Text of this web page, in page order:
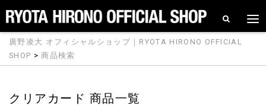
廣野凌大 オフィシャルショップ｜RYOTA HIRONO OFFICIAL
SHOP >商品検索
クリアカード 商品一覧